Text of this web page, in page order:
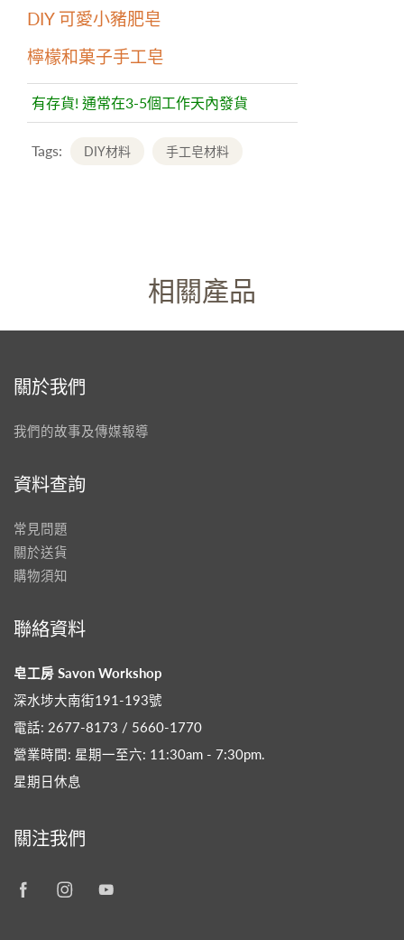
DIY 可愛小豬肥皂
檸檬和菓子手工皂
有存貨! 通常在3-5個工作天內發貨
Tags: DIY材料 手工皂材料
相關產品
關於我們
我們的故事及傳媒報導
資料查詢
常見問題
關於送貨
購物須知
聯絡資料
皂工房 Savon Workshop
深水埗大南街191-193號
電話: 2677-8173 / 5660-1770
營業時間: 星期一至六: 11:30am - 7:30pm​.
星期日休息
關注我們